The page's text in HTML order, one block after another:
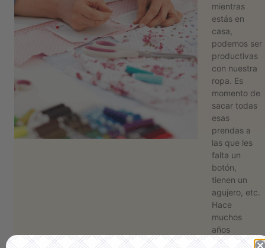
Diseños
mientras
estás en
casa,
podemos ser
productivas
con nuestra
ropa. Es
momento de
sacar todas
esas
prendas a
las que les
falta un
botón,
tienen un
agujero, etc.
Hace
muchos
años
veíamos a la